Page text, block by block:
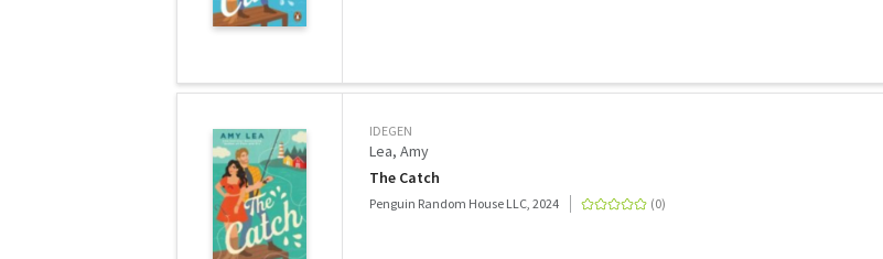
IDEGEN
Lea, Amy
The Catch
Penguin Random House LLC, 2024